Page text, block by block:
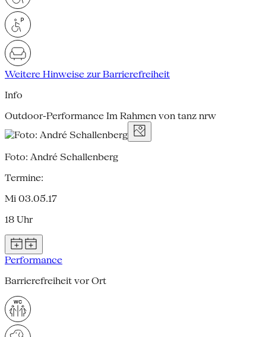
Weitere Hinweise zur Barrierefreiheit
Info
Outdoor-Performance Im Rahmen von tanz nrw
Foto: André Schallenberg
Termine:
Mi 03.05.17
18 Uhr
Performance
Barrierefreiheit vor Ort